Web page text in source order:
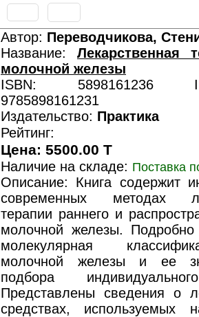
Автор: Переводчикова,
Название: Лекарственная
молочной железы
ISBN: 5898161236
9785898161231
Издательство: Практика
Рейтинг:
Цена: 5500.00 T
Наличие на складе: Поставка
Описание: Книга содержит
современных методах
терапии раннего и
молочной железы. Подробно
молекулярная
молочной железы и ее
подбора
Представлены сведения о
средствах, используемых